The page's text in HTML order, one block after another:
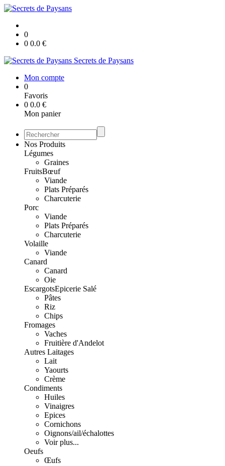
0
0 0.0 €
Secrets de Paysans
Mon compte
0
Favoris
0 0.0 €
Mon panier
Nos Produits
Légumes
Graines
FruitsBœuf
Viande
Plats Préparés
Charcuterie
Porc
Viande
Plats Préparés
Charcuterie
Volaille
Viande
Canard
Canard
Oie
EscargotsEpicerie Salé
Pâtes
Riz
Chips
Fromages
Vaches
Fruitière d'Andelot
Autres Laitages
Lait
Yaourts
Crème
Condiments
Huiles
Vinaigres
Epices
Cornichons
Oignons/ail/échalottes
Voir plus...
Oeufs
Œufs